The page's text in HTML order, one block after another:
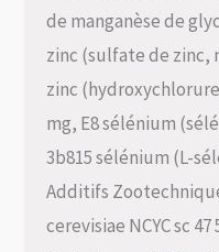
de manganèse de
zinc (sulfate de zinc,
zinc
mg, E8 sélénium
3b815 sélénium (L-
Additifs
cerevisiae NCYC sc